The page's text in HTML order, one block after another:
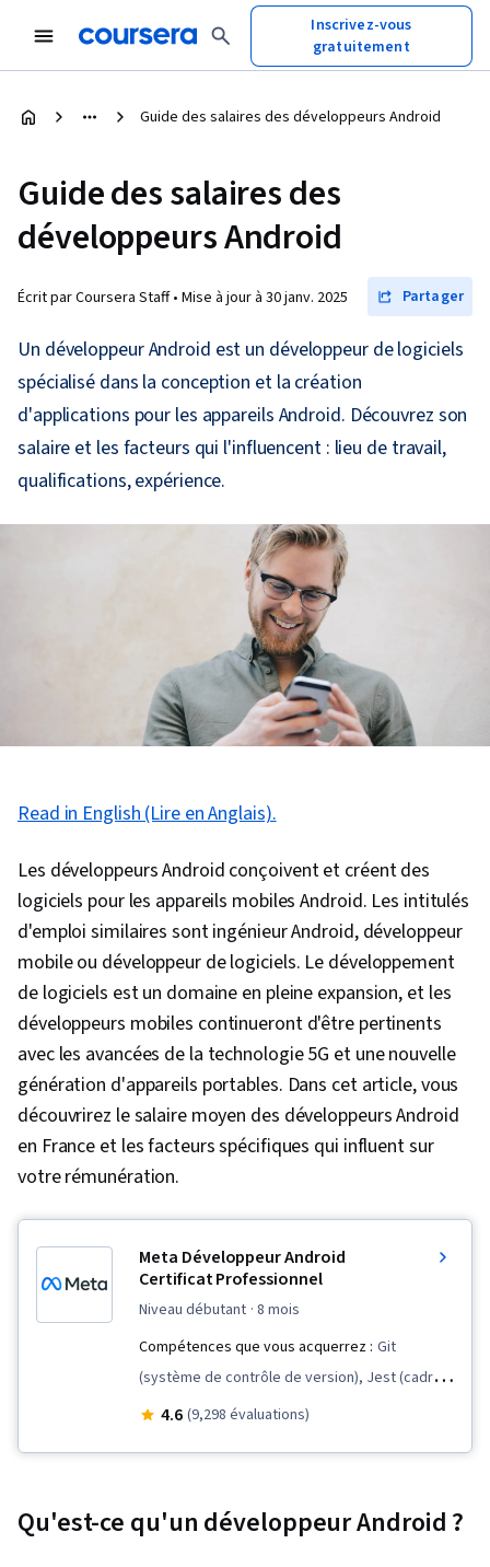
Inscrivez-vous
gratuitement
Guide des salaires des développeurs Android
Guide des salaires des
développeurs Android
Écrit par Coursera Staff • Mise à jour à 30 janv. 2025 Partager
Un développeur Android est un développeur de logiciels
spécialisé dans la conception et la création
d'applications pour les appareils Android. Découvrez son
salaire et les facteurs qui l'influencent : lieu de travail,
qualifications, expérience.
Read in English (Lire en Anglais).
Les développeurs Android conçoivent et créent des
logiciels pour les appareils mobiles Android. Les intitulés
d'emploi similaires sont ingénieur Android, développeur
mobile ou développeur de logiciels. Le développement
de logiciels est un domaine en pleine expansion, et les
développeurs mobiles continueront d'être pertinents
avec les avancées de la technologie 5G et une nouvelle
génération d'appareils portables. Dans cet article, vous
découvrirez le salaire moyen des développeurs Android
en France et les facteurs spécifiques qui influent sur
votre rémunération.
Meta Développeur Android
Certificat Professionnel
niveau débutant · 8 mois
Compétences que vous acquerrez : Git
(système de contrôle de version), Jest (cadre
de test JavaScript), Tests d'utilisabilité,
UI/UX, React Native, Développement mobile,
4.6 (9,298 évaluations)
Qu'est-ce qu'un développeur Android ?